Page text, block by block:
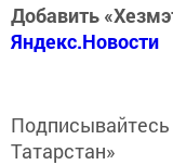
Добавить
Яндекс.Новости
Подписывайтесь
Татарстан»